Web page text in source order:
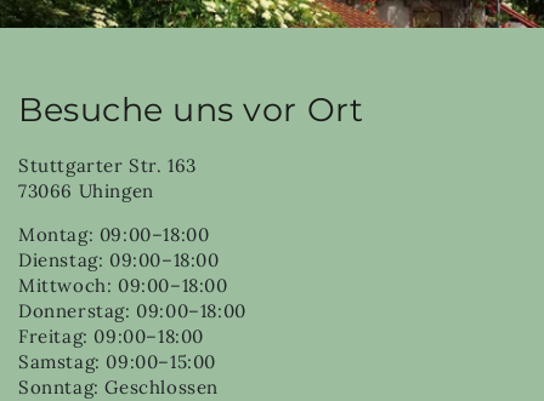
Besuche uns vor Ort
Stuttgarter Str. 163
73066 Uhingen
Montag: 09:00–18:00
Dienstag: 09:00–18:00
Mittwoch: 09:00–18:00
Donnerstag: 09:00–18:00
Freitag: 09:00–18:00
Samstag: 09:00–15:00
Sonntag: Geschlossen